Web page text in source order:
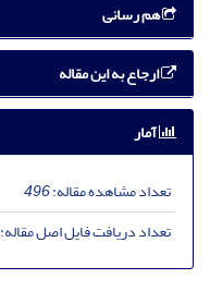
هم رسانی
ارجاع به این مقاله
آمار
تعداد مشاهده مقاله:496
تعداد دریافت فایل اصل مقاله: